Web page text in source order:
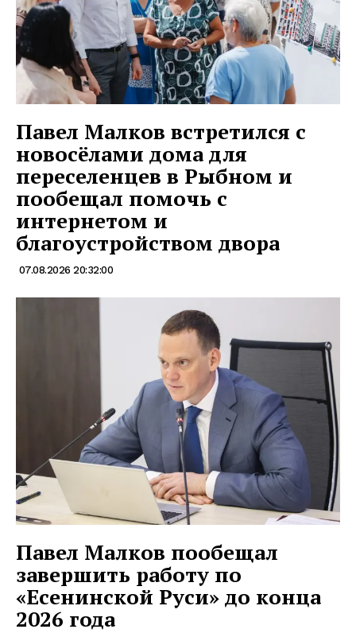
Павел Малков встретился с
новосёлами дома для
переселенцев в Рыбном и
пообещал помочь с
интернетом и
благоустройством двора
07.08.2026 20:32:00
Павел Малков пообещал
завершить работу по
«Есенинской Руси» до конца
2026 года